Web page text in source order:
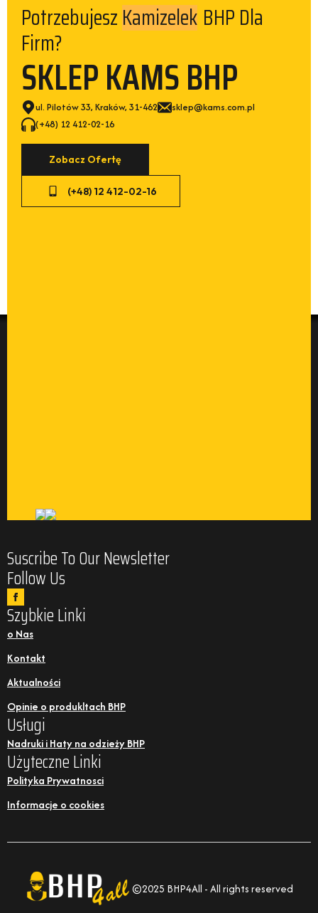
PotrzebujeszKamizelek BHP Dla
Firm?
SKLEP KAMS BHP
ul. Pilotów 33, Kraków, 31-462
sklep@kams.com.pl
(+48) 12 412-02-16
Zobacz Ofertę
(+48) 12 412-02-16
Suscribe To Our Newsletter
Follow Us
Szybkie Linki
o Nas
Kontakt
Aktualności
Opinie o produkltach BHP
Usługi
Nadruki i Haty na odzieży BHP
Użyteczne Linki
Polityka Prywatnosci
Informacje o cookies
©2025 BHP4All - All rights reserved